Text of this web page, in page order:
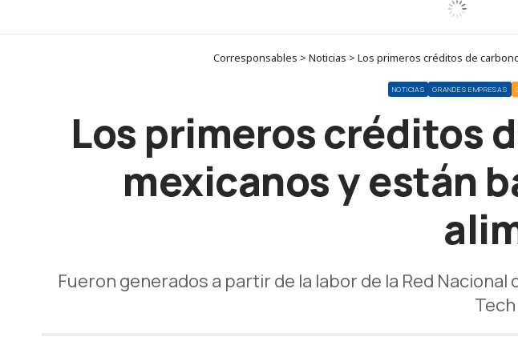
Corresponsables > Noticias > Los primeros créditos de
NOTICIAS GRANDES EMPRESAS
Los primeros créditos
mexicanos y están
Fueron generados a partir de la labor de la Red